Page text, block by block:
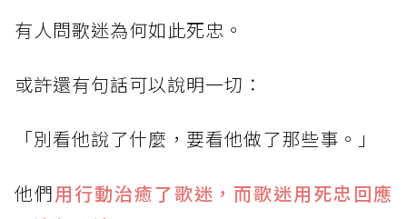
有人問歌迷為何如此死忠。
或許還有句話可以說明一切：
「別看他說了什麼，要看他做了那些事。」
他們用行動治癒了歌迷，而歌迷用死忠回應